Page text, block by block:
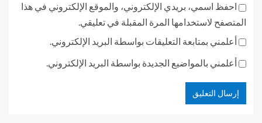
احفظ اسمي، بريدي الإلكتروني، والموقع الإلكتروني في هذا
المتصفح لاستخدامها المرة المقبلة في تعليقي.
أعلمني بمتابعة التعليقات بواسطة البريد الإلكتروني.
أعلمني بالمواضيع الجديدة بواسطة البريد الإلكتروني.